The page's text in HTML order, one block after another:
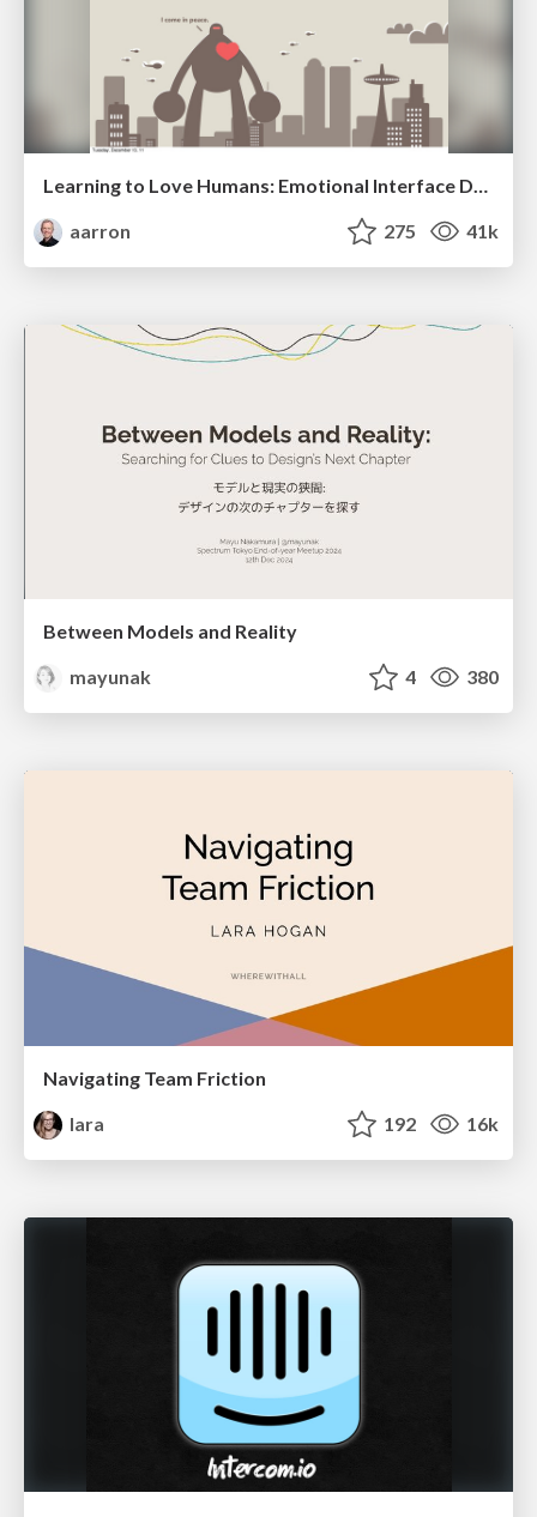
Learning to Love Humans: Emotional Interface Design
aarron
275 41k
Between Models and Reality
mayunak
4 380
Navigating Team Friction
lara
192 16k